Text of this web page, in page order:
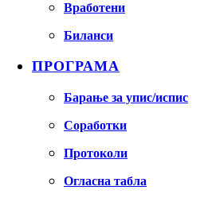
Вработени
Биланси
ПРОГРАМА
Барање за упис/испис
Соработки
Протоколи
Огласна табла